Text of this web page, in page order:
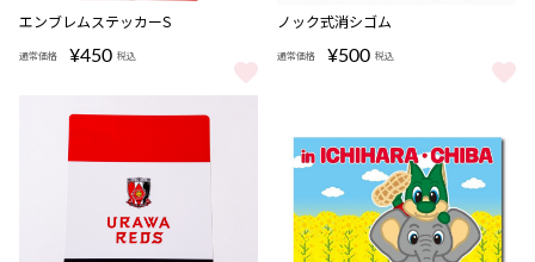
エンブレムステッカーS
通常価格 ¥450 税込
エンブレムステッカーS をもっと見る
ノック式消シゴム
通常価格 ¥500 税込
ノック式消シゴム をもっと見る